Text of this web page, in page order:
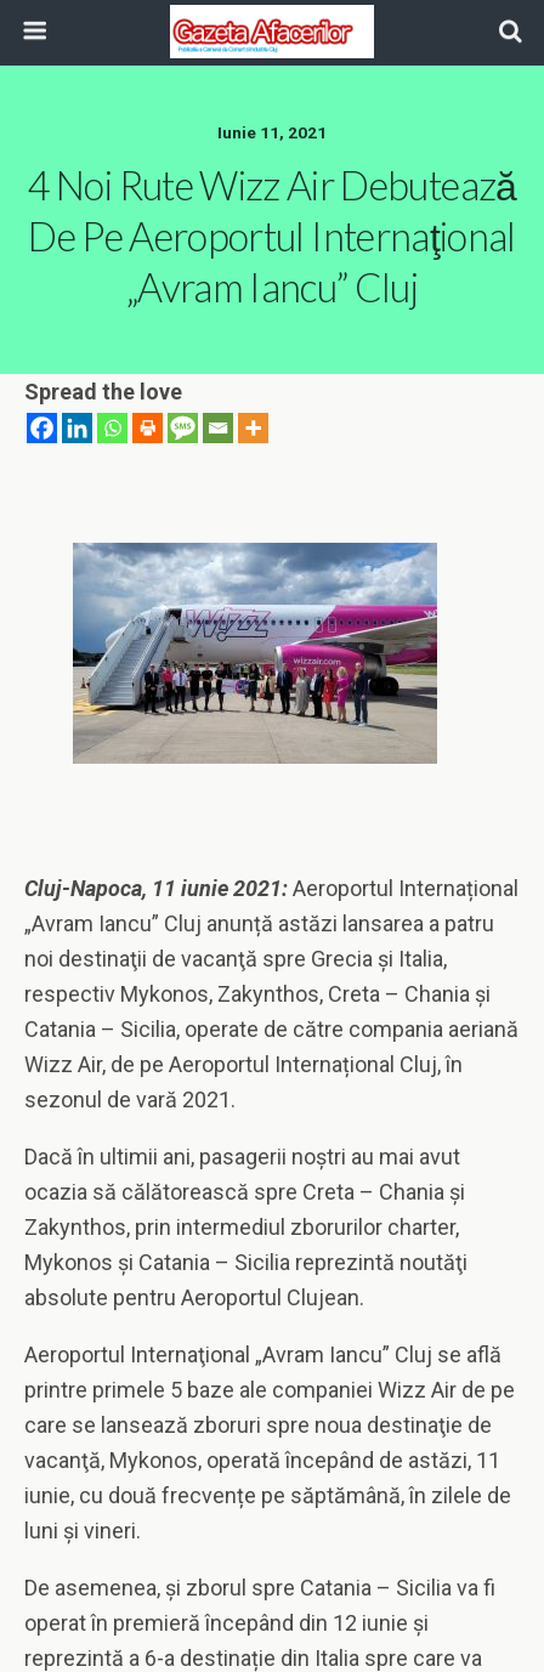
Iunie 11, 2021
4 Noi Rute Wizz Air Debutează
De Pe Aeroportul Internaţional
„Avram Iancu” Cluj
Spread the love
Cluj-Napoca, 11 iunie 2021:Aeroportul Internațional
„Avram Iancu” Cluj anunță astăzi lansarea a patru
noi destinaţii de vacanţă spre Grecia şi Italia,
respectiv Mykonos, Zakynthos, Creta – Chania şi
Catania – Sicilia, operate de către compania aeriană
Wizz Air, de pe Aeroportul Internațional Cluj, în
sezonul de vară 2021.
Dacă în ultimii ani, pasagerii noştri au mai avut
ocazia să călătorească spre Creta – Chania şi
Zakynthos, prin intermediul zborurilor charter,
Mykonos şi Catania – Sicilia reprezintă noutăţi
absolute pentru Aeroportul Clujean.
Aeroportul Internaţional „Avram Iancu” Cluj se află
printre primele 5 baze ale companiei Wizz Air de pe
care se lansează zboruri spre noua destinaţie de
vacanţă, Mykonos, operată începând de astăzi, 11
iunie, cu două frecvențe pe săptămână, în zilele de
luni și vineri.
De asemenea, și zborul spre Catania – Sicilia va fi
operat în premieră începând din 12 iunie și
reprezintă a 6-a destinație din Italia spre care va